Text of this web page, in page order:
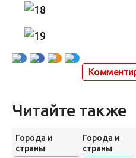
Читайте также
Города и
страны
Города и
страны